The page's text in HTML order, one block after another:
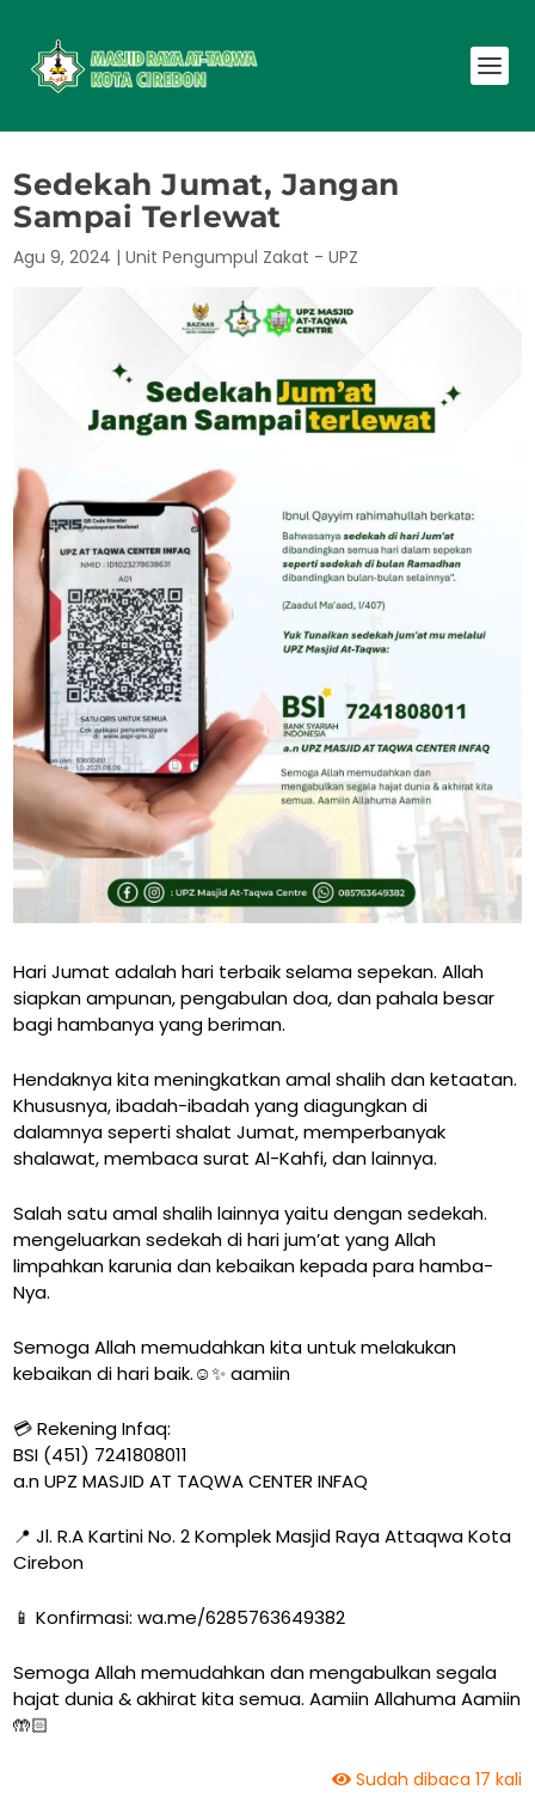
Sedekah Jumat, Jangan
Sampai Terlewat
Agu 9, 2024 |Unit Pengumpul Zakat - UPZ
Hari Jumat adalah hari terbaik selama sepekan. Allah
siapkan ampunan, pengabulan doa, dan pahala besar
bagi hambanya yang beriman.
Hendaknya kita meningkatkan amal shalih dan ketaatan.
Khususnya, ibadah-ibadah yang diagungkan di
dalamnya seperti shalat Jumat, memperbanyak
shalawat, membaca surat Al-Kahfi, dan lainnya.
Salah satu amal shalih lainnya yaitu dengan sedekah.
mengeluarkan sedekah di hari jum’at yang Allah
limpahkan karunia dan kebaikan kepada para hamba-
Nya.
Semoga Allah memudahkan kita untuk melakukan
kebaikan di hari baik.☺️✨ aamiin
💳 Rekening Infaq:
BSI (451) 7241808011
a.n UPZ MASJID AT TAQWA CENTER INFAQ
📍 Jl. R.A Kartini No. 2 Komplek Masjid Raya Attaqwa Kota
Cirebon
📱 Konfirmasi: wa.me/6285763649382
Semoga Allah memudahkan dan mengabulkan segala
hajat dunia & akhirat kita semua. Aamiin Allahuma Aamiin
🤲🏻
Sudah dibaca 17 kali